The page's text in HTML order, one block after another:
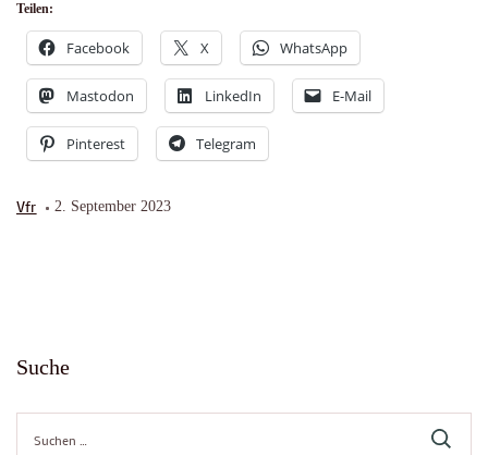
Teilen:
Facebook X WhatsApp
Mastodon LinkedIn E-Mail
Pinterest Telegram
Vfr 2. September 2023
Suche
nach: